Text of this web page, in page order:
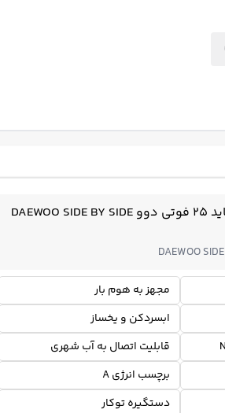
یخچال فریزر ساید بای ساید 25 فوتی دوو DAEWOO SIDE BY SIDE
DAEWOO
مجهز به هوم بار
ابسردکن و یخساز
قابلیت اتصال به آب شهری
برچسب انرژی A
دستگیره توکار